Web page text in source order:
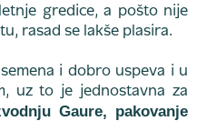
gredice, a pošto nije
rasad se lakše plasira.
i dobro uspeva i u
uz to je jednostavna za
Gaure, pakovanje